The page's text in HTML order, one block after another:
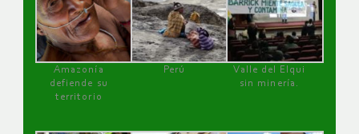
Amazonía
defiende su
territorio
Perú
Valle del Elqui
sin minería.